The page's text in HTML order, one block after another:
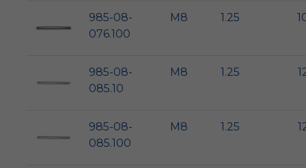
985-08-
076.100
M8 1.25
985-08-
085.10
M8 1.25
985-08-
085.100
M8 1.25